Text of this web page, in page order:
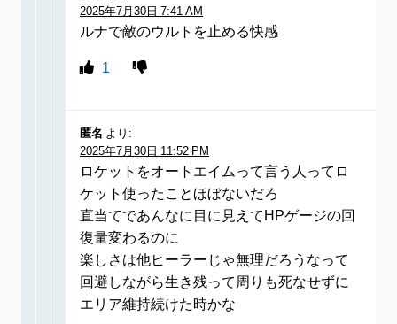
2025年7月30日 7:41 AM
ルナで敵のウルトを止める快感
1
匿名 より:
2025年7月30日 11:52 PM
ロケットをオートエイムって言う人ってロ
ケット使ったことほぼないだろ
直当てであんなに目に見えてHPゲージの回
復量変わるのに
楽しさは他ヒーラーじゃ無理だろうなって
回避しながら生き残って周りも死なせずに
エリア維持続けた時かな